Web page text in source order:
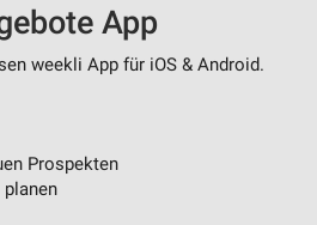
App
weekli App für iOS & Android.
Prospekten